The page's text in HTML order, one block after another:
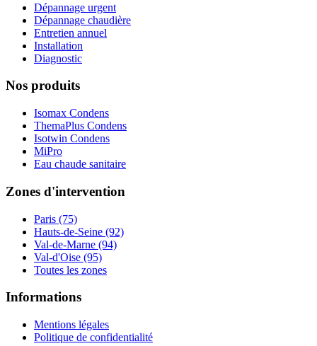
Dépannage urgent
Dépannage chaudière
Entretien annuel
Installation
Diagnostic
Nos produits
Isomax Condens
ThemaPlus Condens
Isotwin Condens
MiPro
Eau chaude sanitaire
Zones d'intervention
Paris (75)
Hauts-de-Seine (92)
Val-de-Marne (94)
Val-d'Oise (95)
Toutes les zones
Informations
Mentions légales
Politique de confidentialité